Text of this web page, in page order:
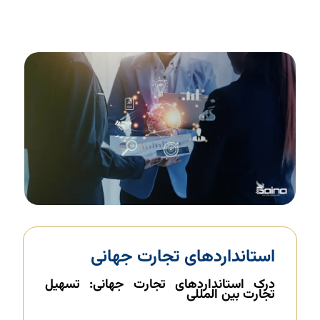
استانداردهای تجارت جهانی
درک استانداردهای تجارت جهانی: تسهیل
تجارت بین المللی